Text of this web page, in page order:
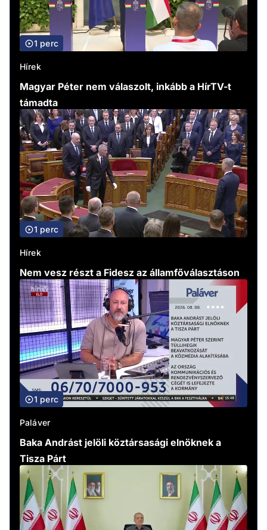
1 perc
Hírek
Magyar Péter nem válaszolt, inkább a HírTV-t
támadta
1 perc
Hírek
Nem vesz részt a Fidesz az államfőválasztáson
1 perc
Paláver
Baka Andrást jelöli köztársasági elnöknek a
Tisza Párt